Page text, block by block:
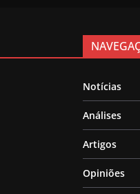
Notícias
Análises
Artigos
Opiniões